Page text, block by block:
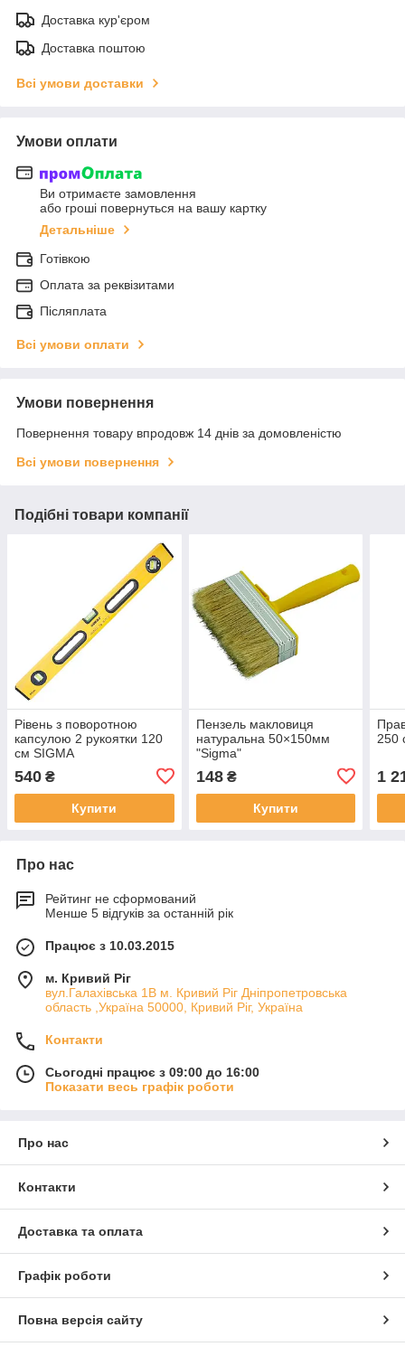
Доставка кур'єром
Доставка поштою
Всі умови доставки
Умови оплати
Ви отримаєте замовлення
або гроші повернуться на вашу картку
Детальніше
Готівкою
Оплата за реквізитами
Післяплата
Всі умови оплати
Умови повернення
Повернення товару впродовж 14 днів за домовленістю
Всі умови повернення
Подібні товари компанії
Рівень з поворотною
капсулою 2 рукоятки 120
см SIGMA
540 ₴
Купити
Пензель макловиця
натуральна 50×150мм
"Sigma"
148₴
Купити
250
1
Про нас
Рейтинг не сформований
Менше 5 відгуків за останній рік
Працює з 10.03.2015
м. Кривий Ріг
вул.Галахівська 1В м. Кривий Ріг Дніпропетровська
область ,Україна 50000, Кривий Ріг, Україна
Контакти
Сьогодні працює з 09:00 до 16:00
Показати весь графік роботи
Про нас
Контакти
Доставка та оплата
Графік роботи
Повна версія сайту